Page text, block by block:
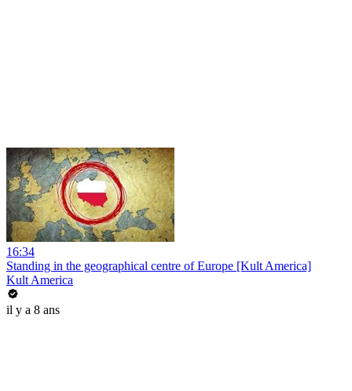
16:34
Standing in the geographical centre of Europe [Kult America]
Kult America
il y a 8 ans